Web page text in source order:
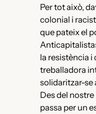
Per tot això,
colonial i
que pateix el
la resistència i
treballadora
solidaritzar-se
Des del
passa per un